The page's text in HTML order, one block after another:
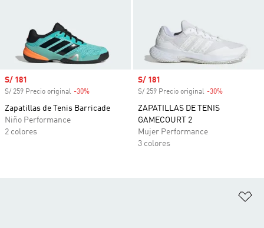
Precio de venta
S/ 181
S/ 259 Precio original -30%
Zapatillas de Tenis Barricade
Niño Performance
2 colores
Precio de venta
S/ 181
S/ 259 Precio original -30%
ZAPATILLAS DE TENIS
GAMECOURT 2
Mujer Performance
3 colores